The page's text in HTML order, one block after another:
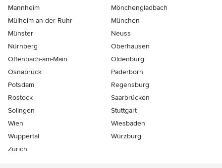
Mannheim
Mönchen­gladbach
Mülheim-an-der-Ruhr
München
Münster
Neuss
Nürnberg
Oberhausen
Offenbach-am-Main
Oldenburg
Osnabrück
Paderborn
Potsdam
Regensburg
Rostock
Saarbrücken
Solingen
Stuttgart
Wien
Wiesbaden
Wuppertal
Würzburg
Zürich